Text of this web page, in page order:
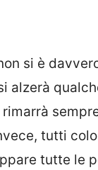
si è
alzerà
tutti
tutte le